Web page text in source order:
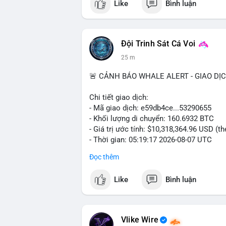
Like Bình luận
Đội Trinh Sát Cá Voi
25 m
🚨 CẢNH BÁO WHALE ALERT - GIAO
Chi tiết giao dịch:
- Mã giao dịch: e59db4ce...53290655
- Khối lượng di chuyển: 160.6932 BTC
- Giá trị ước tính: $10,318,364.96 USD
- Thời gian: 05:19:17 2026-08-07 UTC
Nhận định phân tích hành vi của Cá voi
nằm trong nhóm giao dịch lớn nhưng
sàn giao dịch tập trung, khả năng cao
trữ dài hạn, giảm áp lực bán trước mắt.
Đọc thêm
Like Bình luận
Vlike Wire